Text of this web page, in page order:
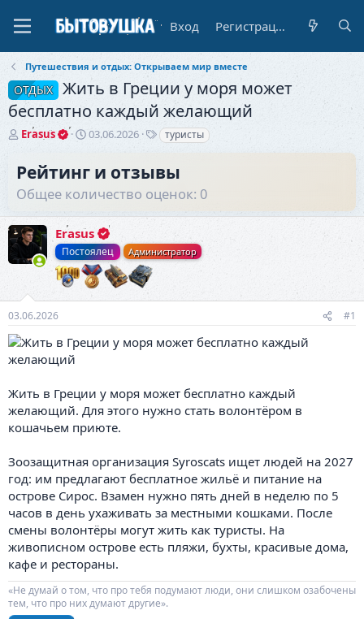
Вход Регистрация
Путешествия и отдых: Открываем мир вместе
ОТДЫХ
Жить в Греции у моря может
бесплатно каждый желающий
А
о
р
е
м
ы
Erasus
Д
н
ч
а
л
а
03.06.2026
Т
и
туристы
Рейтинг и отзывы
Общее количество оценок: 0
Erasus
Постоялец Администратор
03.06.2026 #1
Жить в Греции у моря может бесплатно каждый
желающий. Для этого нужно стать волонтёром в
кошачьем приюте.
Зоозащитная организация Syroscats ищет людей на 2027
год: им предлагают бесплатное жильё и питание на
острове Сирос. Взамен нужно пять дней в неделю по 5
часов в день ухаживать за местными кошками. После
смены волонтёры могут жить как туристы. На
живописном острове есть пляжи, бухты, красивые дома,
кафе и рестораны.
«Не думай о том, что про тебя подумают люди, они слишком озабочены
тем, что про них думают другие».